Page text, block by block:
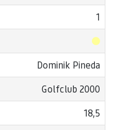
1
Dominik Pineda
Golfclub 2000
18,5